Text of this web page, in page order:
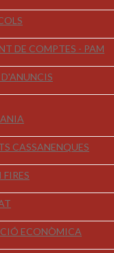
DE COMPTES - PAM
CASSANENQUES
FIRES
ECONÒMICA